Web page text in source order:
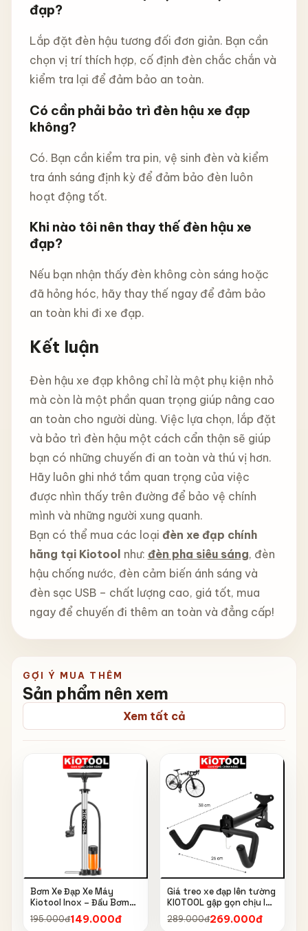
đạp?
Lắp đặt đèn hậu tương đối đơn giản. Bạn cần
chọn vị trí thích hợp, cố định đèn chắc chắn và
kiểm tra lại để đảm bảo an toàn.
Có cần phải bảo trì đèn hậu xe đạp
không?
Có. Bạn cần kiểm tra pin, vệ sinh đèn và kiểm
tra ánh sáng định kỳ để đảm bảo đèn luôn
hoạt động tốt.
Khi nào tôi nên thay thế đèn hậu xe
đạp?
Nếu bạn nhận thấy đèn không còn sáng hoặc
đã hỏng hóc, hãy thay thế ngay để đảm bảo
an toàn khi đi xe đạp.
Kết luận
Đèn hậu xe đạp không chỉ là một phụ kiện nhỏ
mà còn là một phần quan trọng giúp nâng cao
an toàn cho người dùng. Việc lựa chọn, lắp đặt
và bảo trì đèn hậu một cách cẩn thận sẽ giúp
bạn có những chuyến đi an toàn và thú vị hơn.
Hãy luôn ghi nhớ tầm quan trọng của việc
được nhìn thấy trên đường để bảo vệ chính
mình và những người xung quanh.
Bạn có thể mua các loại đèn xe đạp chính
hãng tại Kiotool như: đèn pha siêu sáng, đèn
hậu chống nước, đèn cảm biến ánh sáng và
đèn sạc USB – chất lượng cao, giá tốt, mua
ngay để chuyến đi thêm an toàn và đẳng cấp!
GỢI Ý MUA THÊM
Sản phẩm nên xem
Xem tất cả
Bơm Xe Đạp Xe Máy
Kiotool Inox – Đầu Bơm
Thông Minh, Kèm Bơm
Bóng, Đồng Hồ 160 PSI
195.000đ149.000đ
Giá treo xe đạp lên tường
KIOTOOL gập gọn chịu lực
cao kèm móc treo mũ bảo
hiểm
289.000đ269.000đ